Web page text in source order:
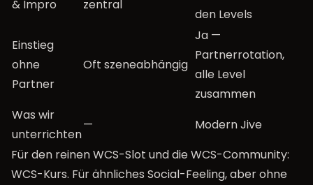
& Impro zentral
den Levels
Einstieg
ohne
Partner
Oft szeneabhängig
Ja —
Partnerrotation,
alle Level
zusammen
Was wir
unterrichten
—
Modern Jive
Für den reinen WCS-Slot und die WCS-Community:
WCS-Kurs. Für ähnliches Social-Feeling, aber ohne